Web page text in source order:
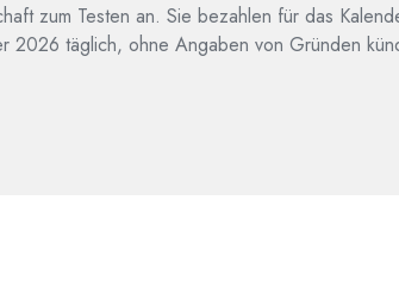
zum Testen an. Sie bezahlen für das
2026 täglich, ohne Angaben von Gründen